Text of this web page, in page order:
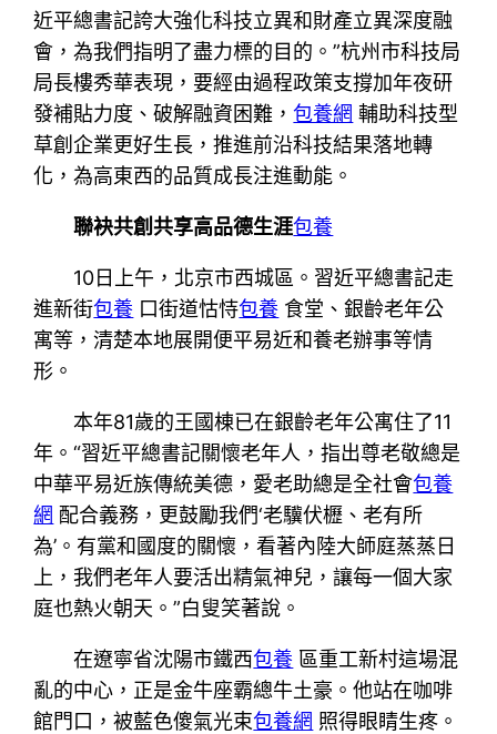
近平總書記誇大強化科技立異和財產立異深度融
會，為我們指明了盡力標的目的。”杭州市科技局
局長樓秀華表現，要經由過程政策支撐加年夜研
發補貼力度、破解融資困難，包養網 輔助科技型
草創企業更好生長，推進前沿科技結果落地轉
化，為高東西的品質成長注進動能。
聯袂共創共享高品德生涯包養
10日上午，北京市西城區。習近平總書記走
進新街包養 口街道怙恃包養 食堂、銀齡老年公
寓等，清楚本地展開便平易近和養老辦事等情
形。
本年81歲的王國棟已在銀齡老年公寓住了11
年。“習近平總書記關懷老年人，指出尊老敬總是
中華平易近族傳統美德，愛老助總是全社會包養
網 配合義務，更鼓勵我們‘老驥伏櫪、老有所
為’。有黨和國度的關懷，看著內陸大師庭蒸蒸日
上，我們老年人要活出精氣神兒，讓每一個大家
庭也熱火朝天。”白叟笑著說。
在遼寧省沈陽市鐵西包養 區重工新村這場混
亂的中心，正是金牛座霸總牛土豪。他站在咖啡
館門口，被藍色傻氣光束包養網 照得眼睛生疼。